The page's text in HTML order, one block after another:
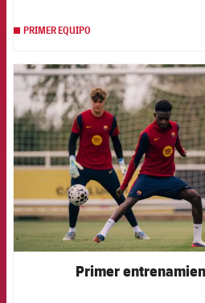
PRIMER EQUIPO
FCB
Primer